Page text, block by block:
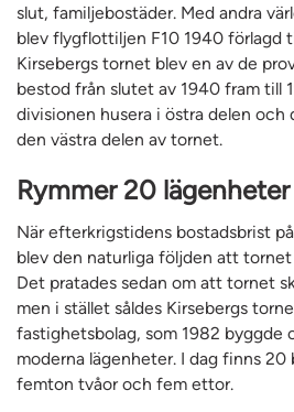
slut, familjebostäder. Med andra
blev flygflottiljen F10 1940 förlagd
Kirsebergs tornet blev en av de
bestod från slutet av 1940 fram till
divisionen husera i östra delen
den västra delen av tornet.
Rymmer 20 lägenheter
När efterkrigstidens bostadsbrist
blev den naturliga följden att
Det pratades sedan om att tornet
men i stället såldes Kirsebergs
fastighetsbolag, som 1982 byggde
moderna lägenheter. I dag finns
femton tvåor och fem ettor.